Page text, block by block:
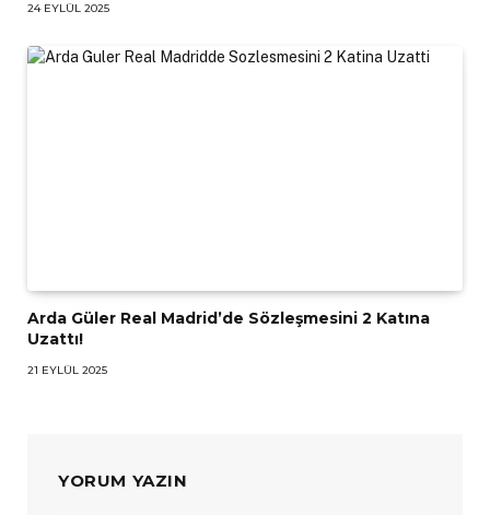
24 EYLÜL 2025
Arda Güler Real Madrid’de Sözleşmesini 2 Katına
Uzattı!
21 EYLÜL 2025
YORUM YAZIN